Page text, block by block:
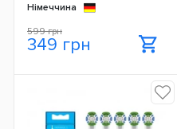
Німеччина
599 грн
349 грн